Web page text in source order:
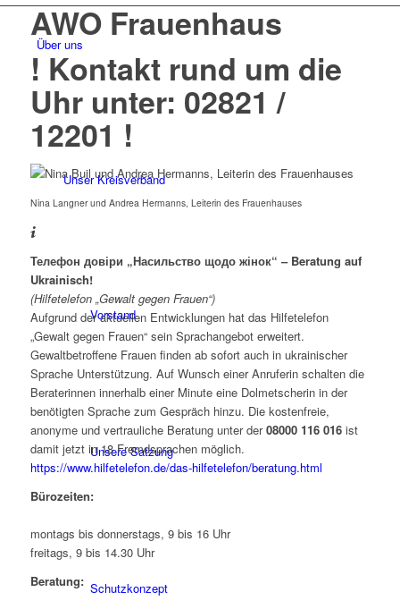
Über uns
Unser Kreisverband
Vorstand
Unsere Satzung
Schutzkonzept
AWO Frauenhaus
! Kontakt rund um die
Uhr unter: 02821 /
12201 !
Nina Langner und Andrea Hermanns, Leiterin des Frauenhauses
Телефон довіри „Насильство щодо жінок“ – Beratung auf
Ukrainisch!
(Hilfetelefon „Gewalt gegen Frauen“)
Aufgrund der aktuellen Entwicklungen hat das Hilfetelefon
„Gewalt gegen Frauen“ sein Sprachangebot erweitert.
Gewaltbetroffene Frauen finden ab sofort auch in ukrainischer
Sprache Unterstützung. Auf Wunsch einer Anruferin schalten die
Beraterinnen innerhalb einer Minute eine Dolmetscherin in der
benötigten Sprache zum Gespräch hinzu. Die kostenfreie,
anonyme und vertrauliche Beratung unter der08000 116 016ist
damit jetzt in 18 Fremdsprachen möglich.
https://www.hilfetelefon.de/das-hilfetelefon/beratung.html
Bürozeiten:
montags bis donnerstags, 9 bis 16 Uhr
freitags, 9 bis 14.30 Uhr
Beratung: